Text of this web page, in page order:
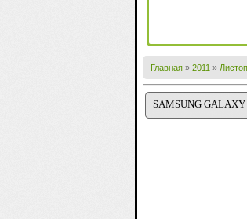
Главная » 2011 »
SAMSUNG GALAXY